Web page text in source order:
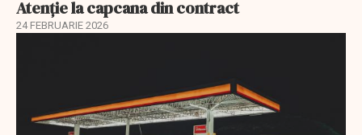
Atenție la capcana din contract
24 FEBRUARIE 2026